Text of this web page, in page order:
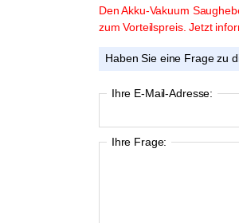
Den Akku-Vakuum
zum Vorteilspreis. Jetzt
Haben Sie eine Frage zu
Ihre E-Mail-Adresse:
Ihre Frage: